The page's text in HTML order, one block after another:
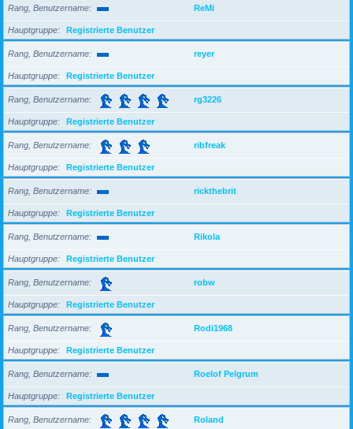
Rang, Benutzername ReMi
Hauptgruppe Registrierte Benutzer
Rang, Benutzername reyer
Hauptgruppe Registrierte Benutzer
Rang, Benutzername rg3226
Hauptgruppe Registrierte Benutzer
Rang, Benutzername ribfreak
Hauptgruppe Registrierte Benutzer
Rang, Benutzername rickthebrit
Hauptgruppe Registrierte Benutzer
Rang, Benutzername Rikola
Hauptgruppe Registrierte Benutzer
Rang, Benutzername robw
Hauptgruppe Registrierte Benutzer
Rang, Benutzername Rodi1968
Hauptgruppe Registrierte Benutzer
Rang, Benutzername Roelof Pelgrum
Hauptgruppe Registrierte Benutzer
Rang, Benutzername Roland